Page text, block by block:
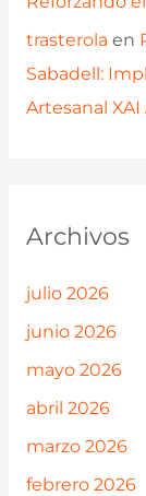
trasterola en
Sabadell:
Artesanal XAI
Archivos
julio 2026
junio 2026
mayo 2026
abril 2026
marzo 2026
febrero 2026